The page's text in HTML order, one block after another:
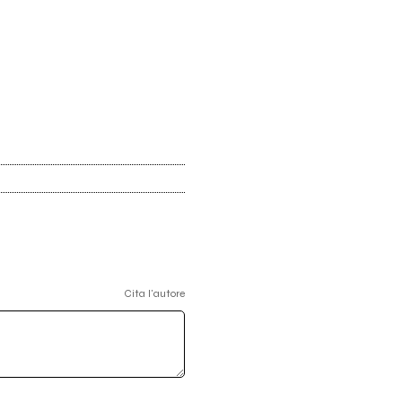
Cita l'autore